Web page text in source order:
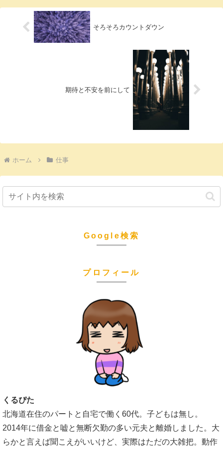
そろそろカウントダウン
期待と不安を前にして
ホーム 仕事
Google検索
プロフィール
くるぴた
北海道在住のパートと自宅で働く60代。子どもは無し。
2014年に借金と嘘と無断欠勤の多い元夫と離婚しました。大
らかと言えば聞こえがいいけど、実際はただの大雑把。動作